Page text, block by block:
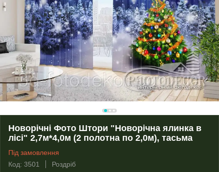
Новорічні Фото Штори "Новорічна ялинка в
лісі" 2,7м*4,0м (2 полотна по 2,0м), тасьма
Під замовлення
Код: 3501
Роздріб